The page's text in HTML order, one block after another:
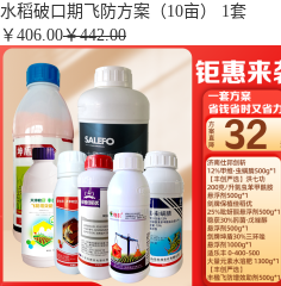
水稻破口期飞防方案（10亩） 1套
￥ 406.00￥442.00